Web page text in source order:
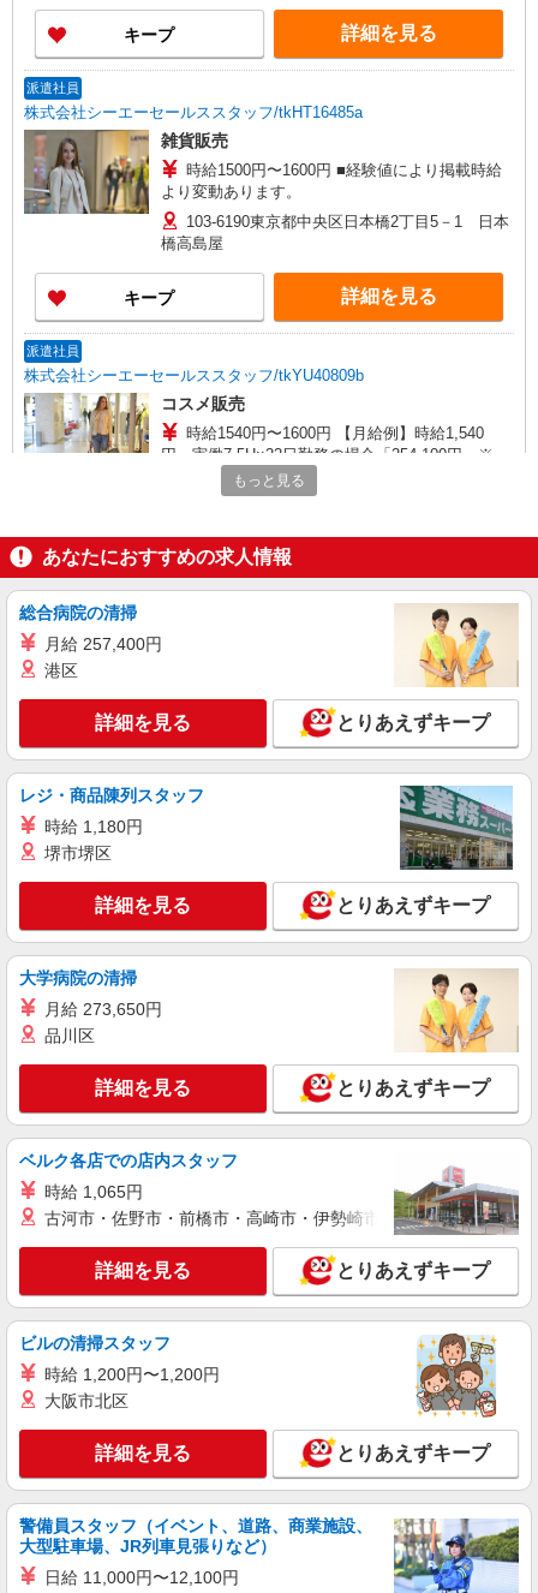
キープ 詳細を見る
派遣社員
株式会社シーエーセールススタッフ/tkHT16485a
雑貨販売
時給1500円〜1600円 ■経験値により掲載時給
より変動あります。
103-6190東京都中央区日本橋2丁目5－1 日本
橋高島屋
キープ 詳細を見る
派遣社員
株式会社シーエーセールススタッフ/tkYU40809b
コスメ販売
時給1540円〜1600円 【月給例】時給1,540
円 実働7.5H×22日勤務の場合「254,100円」※月
収例は一例です。ご経験により異なります。
〒104-0061 東京都中央区銀座6丁目8－17 1F
キープ 詳細を見る
派遣社員
株式会社シーエーセールススタッフ/tkNY42151b
7.5H×20日勤務の場合「220,500円」※月収例は一
例です。日本橋三越本店 本館6階
詳細を見る
派遣社員
株式会社シーエーセールススタッフ/tkYU37480a
雑貨販売
時給1500円〜1540円 【月給例】時給1500円
実働7.5H×21日勤務の場合「236,250円」※月収例
は一例です。ご経験により異なります。
〒103-8265 東京都中央区日本橋2丁目4-1 日
詳細を見る
株式会社シーエーセールススタッフ/tkYH28978a
雑貨販売
円】 ■22日間勤務の場合＝247,500円（内訳：時
給1500円×実働7時間30分×22日） ＋残業代
（1.25倍：1分単位で支給） ※時給は経験により
変動します。
日本橋高島屋
キープ 詳細を見る
派遣社員
株式会社シーエーセールススタッフ/tkRD39323a
場合【23万円〜】1,500円×7.5時間×21日＝
236,000円 ※時給はご経験により異なります。ご
相談ください
〒104-0061 東京都中央区銀座4丁目6－16 三
越銀座店 本館B1
キープ 詳細を見る
もっと見る
あなたにおすすめの求人情報
総合病院の清掃
月給 257,400円
港区
詳細を見る とりあえずキープ
レジ・商品陳列スタッフ
時給 1,180円
堺市堺区
詳細を見る とりあえずキープ
大学病院の清掃
月給 273,650円
品川区
詳細を見る とりあえずキープ
ベルク各店での店内スタッフ
時給 1,065円
古河市・佐野市・前橋市・高崎市・伊勢崎市・太田市・館林市
詳細を見る とりあえずキープ
ビルの清掃スタッフ
時給 1,200円〜1,200円
大阪市北区
詳細を見る とりあえずキープ
警備員スタッフ（イベント、道路、商業施設、
大型駐車場、JR列車見張りなど）
日給 11,000円〜12,100円